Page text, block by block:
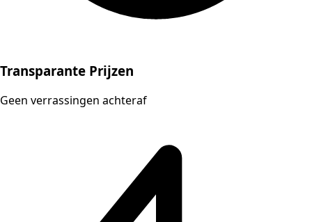
Transparante Prijzen
Geen verrassingen achteraf